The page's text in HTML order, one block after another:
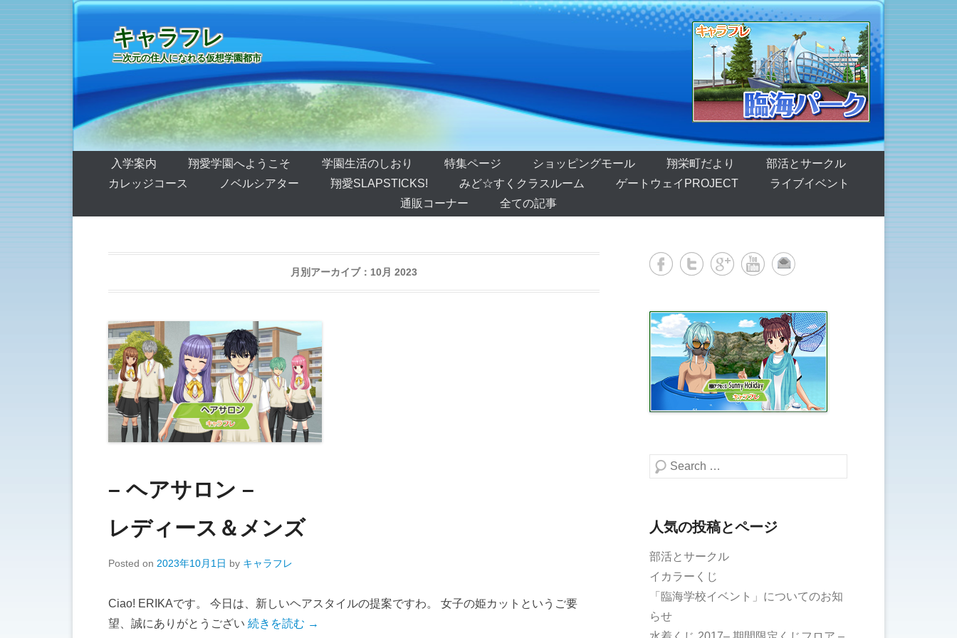
キャラフレ
二次元の住人になれる仮想学園都市
第1メニュー
コンテンツへ移動
入学案内 翔愛学園へようこそ 学園生活のしおり 特集ページ ショッピングモール 翔栄町だより
部活とサークル
カレッジコース
ノベルシアター 翔愛SLAPSTICKS! みど☆すくクラスルーム ゲートウェイPROJECT
ライブイベント
通販コーナー
全ての記事
月別アーカイブ： 10月 2023
– ヘアサロン –
レディース＆メンズ
Posted on 2023年10月1日 by キャラフレ
Ciao! ERIKAです。 今日は、新しいヘアスタイルの提案ですわ。 女子の姫カットというご要
望、誠にありがとうござい 続きを読む →
検索する
人気の投稿とページ
部活とサークル
イカラーくじ
「臨海学校イベント」についてのお知
らせ